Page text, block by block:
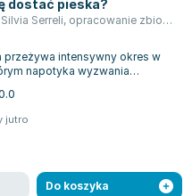
dostać pieska?
Silvia Serreli, opracowanie zbiorowe
przeżywa intensywny okres w
napotyka wyzwania
typowymi dla jej wieku....
jutro
Do koszyka